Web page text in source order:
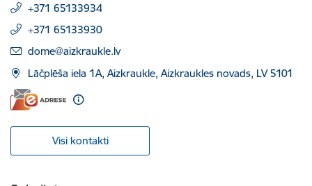
+371 65133934
+371 65133930
E-pasts:
dome@aizkraukle.lv
Lāčplēša iela 1A, Aizkraukle, Aizkraukles novads, LV 5101
Visi kontakti